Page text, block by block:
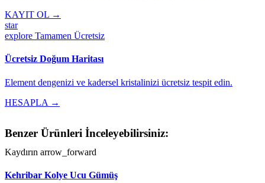
KAYIT OL →
star
explore Tamamen Ücretsiz
Ücretsiz Doğum Haritası
Element dengenizi ve kadersel kristalinizi ücretsiz tespit edin.
HESAPLA →
Benzer Ürünleri İnceleyebilirsiniz:
Kaydırın arrow_forward
Kehribar Kolye Ucu Gümüş